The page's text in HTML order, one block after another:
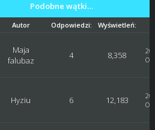
Podobne wątki…
Autor Odpowiedzi: Wyświetleń:
Maja
falubaz
4 8,358
Hyziu 6 12,183